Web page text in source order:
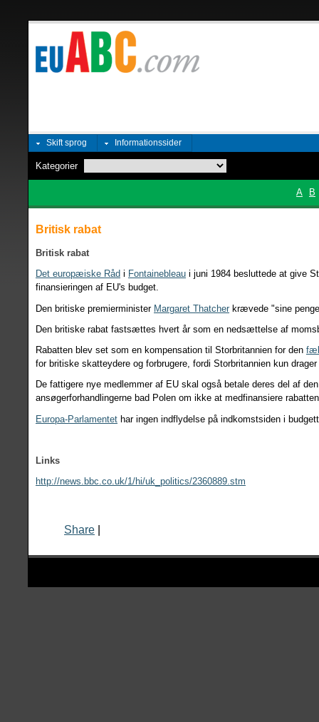
Skift sprog Informationssider
Kategorier
A B
Britisk rabat
Britisk rabat
Det europæiske Råd i Fontainebleau i juni 1984 besluttede at give
finansieringen af EU's budget.
Den britiske premierminister Margaret Thatcher krævede "sine
Den britiske rabat fastsættes hvert år som en nedsættelse af
Rabatten blev set som en kompensation til Storbritannien for den
for britiske skatteydere og forbrugere, fordi Storbritannien kun
De fattigere nye medlemmer af EU skal også betale deres del af
ansøgerforhandlingerne bad Polen om ikke at medfinansiere
Europa-Parlamentet har ingen indflydelse på indkomstsiden i
Links
http://news.bbc.co.uk/1/hi/uk_politics/2360889.stm
Share